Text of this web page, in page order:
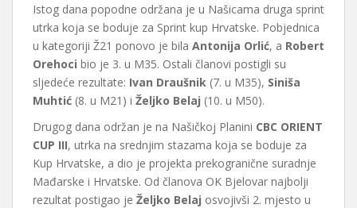
Istog dana popodne održana je u Našicama druga sprint
utrka koja se boduje za Sprint kup Hrvatske. Pobjednica
u kategoriji Ž21 ponovo je bila Antonija Orlić, a Robert
Orehoci bio je 3. u M35. Ostali članovi postigli su
sljedeće rezultate: Ivan Draušnik (7. u M35), Siniša
Muhtić (8. u M21) i Željko Belaj (10. u M50).
Drugog dana održan je na Našičkoj Planini CBC ORIENT
CUP III, utrka na srednjim stazama koja se boduje za
Kup Hrvatske, a dio je projekta prekogranične suradnje
Mađarske i Hrvatske. Od članova OK Bjelovar najbolji
rezultat postigao je Željko Belaj osvojivši 2. mjesto u